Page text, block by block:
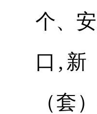
个、
口,新
（套）